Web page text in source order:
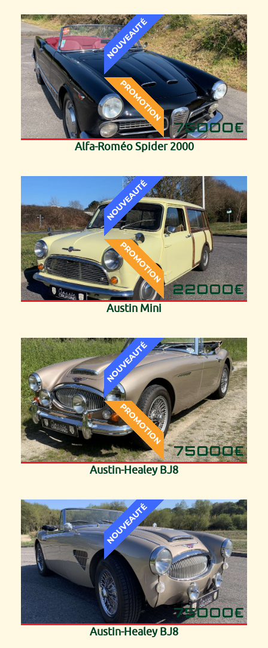
75000€
Alfa-Roméo Spider 2000
22000€
Austin Mini
75000€
Austin-Healey BJ8
75000€
Austin-Healey BJ8